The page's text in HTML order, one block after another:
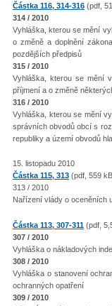
Částka 116, 314-316 (pdf,
314 / 2010
Vyhláška, kterou se mění
o změně a doplnění
pozdějších předpisů
315 / 2010
Vyhláška, kterou se mění
příjmení a o změně
316 / 2010
Vyhláška, kterou se mění
správních obvodů obcí s
republiky a území obvodů
15. listopadu 2010
Částka 115, 313 (pdf, 559
313 / 2010
Nařízení vlády o oceněních
Částka 113, 307-311 (pdf,
307 / 2010
Vyhláška o nákladových
308 / 2010
Vyhláška o stanovení
ochranných opatření
309 / 2010